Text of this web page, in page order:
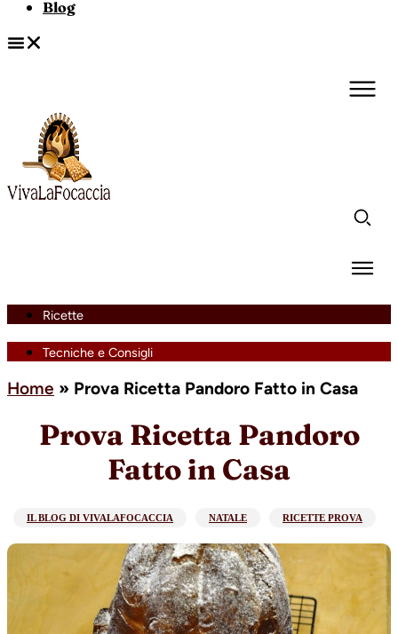
Blog
Ricette
Tecniche e Consigli
Home » Prova Ricetta Pandoro Fatto in Casa
Prova Ricetta Pandoro
Fatto in Casa
IL BLOG DI VIVALAFOCACCIA NATALE RICETTE PROVA